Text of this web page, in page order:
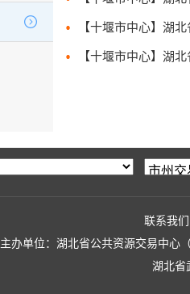
联系我们
主办单位：湖北省公共资源交易中心
湖北省